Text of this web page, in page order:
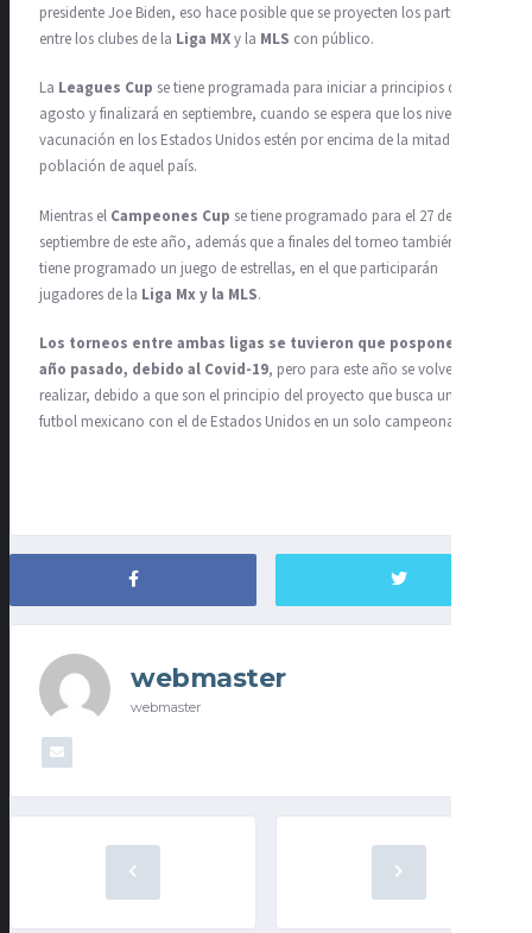
presidente Joe Biden, eso hace posible que se proyecten los partidos
entre los clubes de la Liga MXy la MLS con público.
La Leagues Cup se tiene programada para iniciar a principios de
agosto y finalizará en septiembre, cuando se espera que los niveles de
vacunación en los Estados Unidos estén por encima de la mitad de la
población de aquel país.
Mientras el Campeones Cup se tiene programado para el 27 de
septiembre de este año, además que a finales del torneo también se
tiene programado un juego de estrellas, en el que participarán
jugadores de la Liga Mx y la MLS.
Los torneos entre ambas ligas se tuvieron que posponer el
año pasado, debido al Covid-19, pero para este año se volverán a
realizar, debido a que son el principio del proyecto que busca unir el
futbol mexicano con el de Estados Unidos en un solo campeonato.
webmaster
webmaster